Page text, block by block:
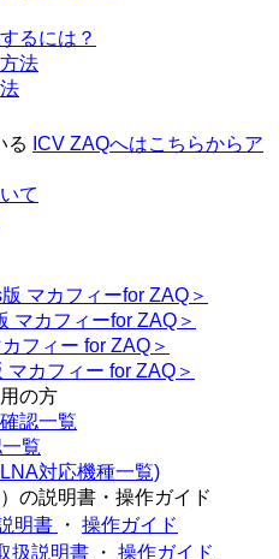
るには？
法
る ICV ZAQへはこちらからア
て
マカフィーfor ZAQ＞
マカフィーfor ZAQ＞
フィー for ZAQ＞
カフィー for ZAQ＞
の方
認一覧
覧
対応機種一覧)
の説明書・操作ガイド
明書
・ 操作ガイド
扱説明書
・ 操作ガイド